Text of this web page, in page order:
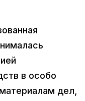
в особо
дел,